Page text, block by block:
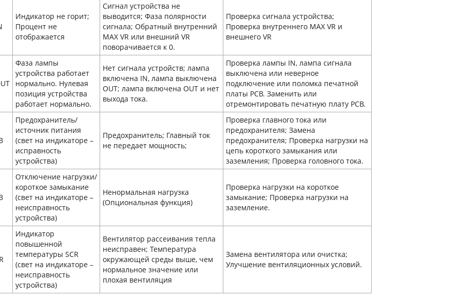
Индикатор не горит;
Процент не
отображается
Сигнал устройства не
выводится; Фаза полярности
сигнала; Обратный внутренний
MAX VR или внешний VR
поворачивается к 0.
Проверка сигнала устройства;
Проверка внутреннего MAX VR и
внешнего VR
Фаза лампы
устройства работает
нормально. Нулевая
позиция устройства
работает нормально.
Нет сигнала устройств; лампа
включена IN, лампа выключена
OUT; лампа включена OUT и нет
выхода тока.
Проверка лампы IN, лампа сигнала
выключена или неверное
подключение или поломка печатной
платы PCB. Заменить или
отремонтировать печатную плату PCB.
Предохранитель/
источник питания
(свет на индикаторе –
исправность
устройства)
Предохранитель; Главный ток
не передает мощность;
Проверка главного тока или
предохранителя; Замена
предохранителя; Проверка нагрузки на
цепь короткого замыкания или
заземления; Проверка головного тока.
Отключение нагрузки/
короткое замыкание
(свет на индикаторе –
неисправность
устройства)
Ненормальная нагрузка
(Опциональная функция)
Проверка нагрузки на короткое
замыкание; Проверка нагрузки на
заземление.
Индикатор
повышенной
температуры SCR
(свет на индикаторе –
неисправность
устройства)
Вентилятор рассеивания тепла
неисправен; Температура
окружающей среды выше, чем
нормальное значение или
плохая вентиляция
Замена вентилятора или очистка;
Улучшение вентиляционных условий.